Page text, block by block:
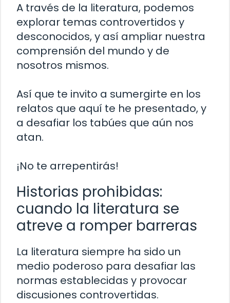
A través de la literatura, podemos
explorar temas controvertidos y
desconocidos, y así ampliar nuestra
comprensión del mundo y de
nosotros mismos.
Así que te invito a sumergirte en los
relatos que aquí te he presentado, y
a desafiar los tabúes que aún nos
atan.
¡No te arrepentirás!
Historias prohibidas:
cuando la literatura se
atreve a romper barreras
La literatura siempre ha sido un
medio poderoso para desafiar las
normas establecidas y provocar
discusiones controvertidas.